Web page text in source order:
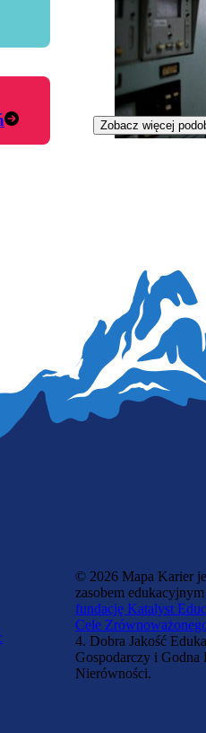
Zobacz więcej
© 2026 Mapa Karier
zasobem
fundację Katalyst
Cele
4. Dobra Jakość
Gospodarczy i Godna
Nierówności.